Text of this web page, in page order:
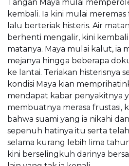
Tangan Maya mulai
kembali. Ia kini mulai
lalu berteriak histeris. Air
berhenti mengalir, kini
matanya. Maya mulai kalut, ia
mejanya hingga beberapa
ke lantai. Teriakan histerisnya
kondisi Maya kian
mendapat kabar penyakitnya
membuatnya merasa frustasi,
bahwa suami yang ia nikahi
sepenuh hatinya itu serta
selama kurang lebih lima
kini berselingkuh darinya